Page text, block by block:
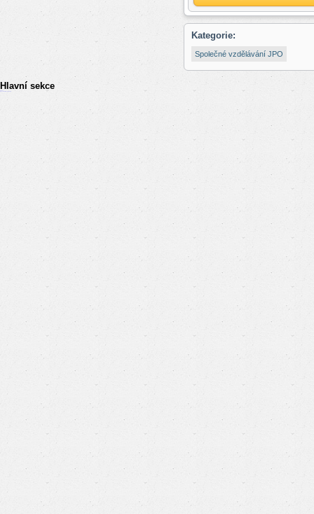
Kategorie:
Společné vzdělávání JPO
Hlavní sekce